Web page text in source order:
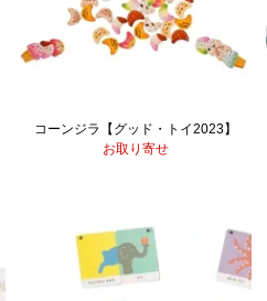
コーンジラ【グッド・トイ2023】
お取り寄せ